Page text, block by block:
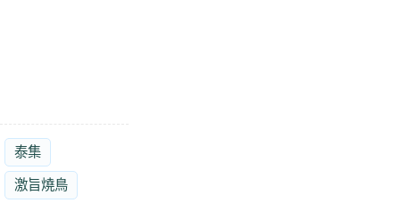
泰集
激旨燒鳥